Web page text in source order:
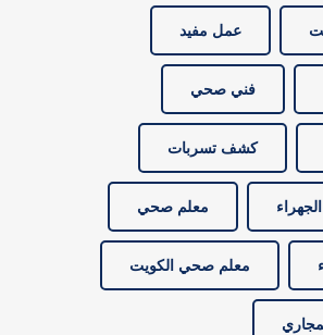
عمل مفيد
فني صحي
كشف تسربات
معلم صحي
معلم صحي الكويت